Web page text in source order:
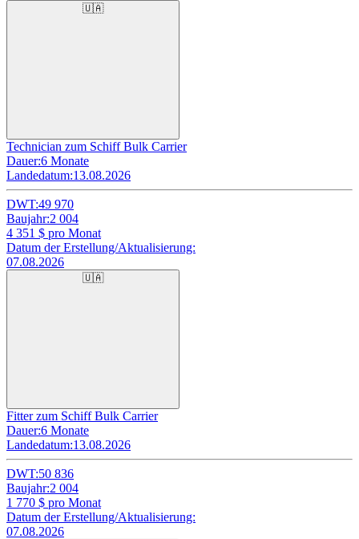
🇺🇦
Technician zum Schiff Bulk Carrier
Dauer:6 Monate
Landedatum:13.08.2026
DWT:49 970
Baujahr:2 004
4 351 $ pro Monat
Datum der Erstellung/Aktualisierung:
07.08.2026
🇺🇦
Fitter zum Schiff Bulk Carrier
Dauer:6 Monate
Landedatum:13.08.2026
DWT:50 836
Baujahr:2 004
1 770 $ pro Monat
Datum der Erstellung/Aktualisierung:
07.08.2026